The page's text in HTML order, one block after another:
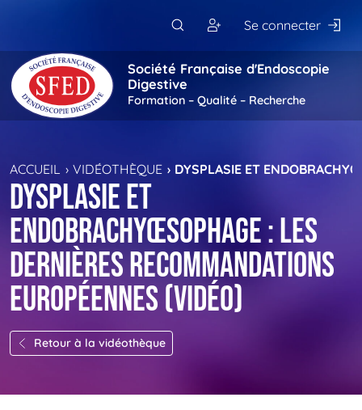
Se connecter
Société Française d'Endoscopie
Digestive
Formation – Qualité – Recherche
ACCUEIL VIDÉOTHÈQUE DYSPLASIE ET
Dysplasie et
endobrachyœsophage : les
dernières recommandations
européennes (vidéo)
Retour à la vidéothèque